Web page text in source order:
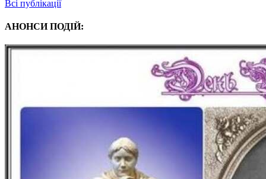
Всі публікації
АНОНСИ ПОДІЙ: